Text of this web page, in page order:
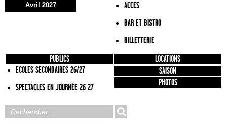
Avril 2027
ACCES
BAR ET BISTRO
BILLETTERIE
PUBLICS
ECOLES SECONDAIRES 26/27
SPECTACLES EN JOURNÉE 26 27
LOCATIONS
SAISON
PHOTOS